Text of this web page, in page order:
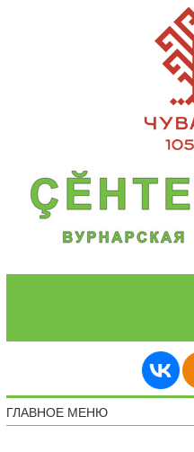
ГЛАВНОЕ МЕНЮ